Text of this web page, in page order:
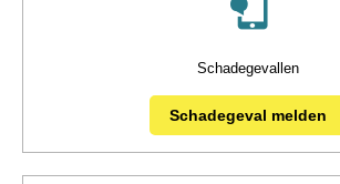
Schadegevallen
Schadegeval melden